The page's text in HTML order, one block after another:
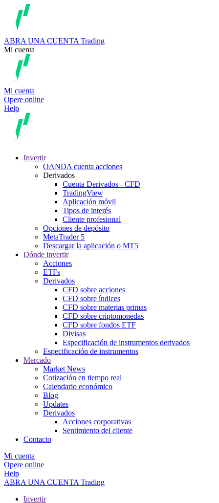
ABRA UNA CUENTA Trading
Mi cuenta
Mi cuenta
Opere online
Help
Invertir
OANDA cuenta acciones
Derivados
Cuenta Derivados - CFD
TradingView
Aplicación móvil
Tipos de interés
Cliente profesional
Opciones de depósito
MetaTrader 5
Descargar la aplicación o MT5
Dónde invertir
Acciones
ETFs
Derivados
CFD sobre acciones
CFD sobre índices
CFD sobre materias primas
CFD sobre criptomonedas
CFD sobre fondos ETF
Divisas
Especificación de instrumentos derivados
Especificación de instrumentos
Mercado
Market News
Cotización en tiempo real
Calendario económico
Blog
Updates
Derivados
Acciones corporativas
Sentimiento del cliente
Contacto
Mi cuenta
Opere online
Help
ABRA UNA CUENTA Trading
Invertir